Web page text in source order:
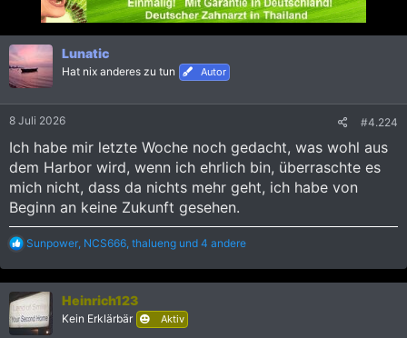
n
e
n
:
Lunatic
Hat nix anderes zu tun Autor
8 Juli 2026 #4.224
Ich habe mir letzte Woche noch gedacht, was wohl aus
dem Harbor wird, wenn ich ehrlich bin, überraschte es
mich nicht, dass da nichts mehr geht, ich habe von
Beginn an keine Zukunft gesehen.
R
a
k
t
i
o
Sunpower, NCS666, thalueng und 4 andere
Heinrich123
Kein Erklärbär Aktiv